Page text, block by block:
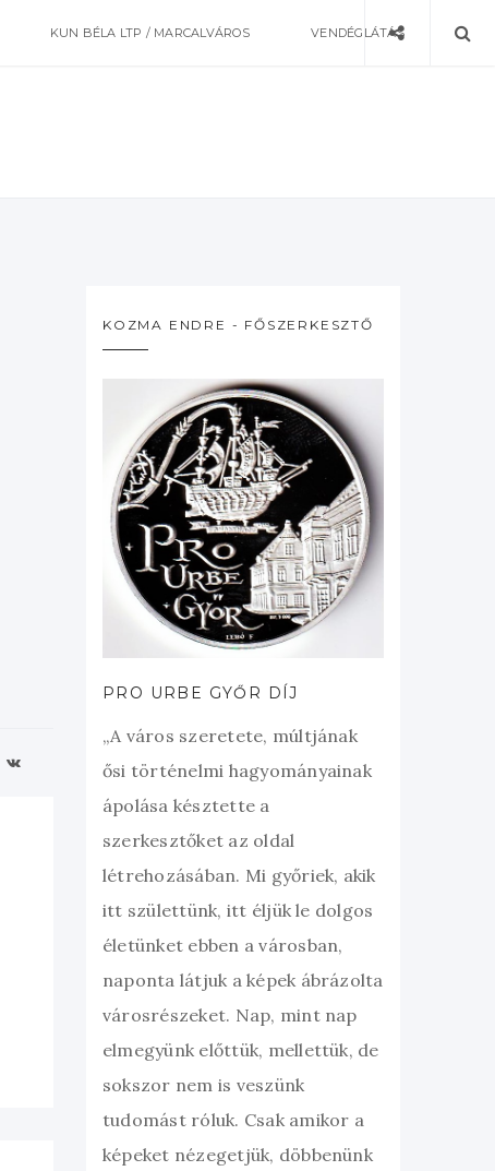
KUN BÉLA LTP / MARCALVÁROS VENDÉGLÁTÁS
KOZMA ENDRE - FŐSZERKESZTŐ
PRO URBE GYŐR DÍJ
„A város szeretete, múltjának
ősi történelmi hagyományainak
ápolása késztette a
szerkesztőket az oldal
létrehozásában. Mi győriek, akik
itt születtünk, itt éljük le dolgos
életünket ebben a városban,
naponta látjuk a képek ábrázolta
városrészeket. Nap, mint nap
elmegyünk előttük, mellettük, de
sokszor nem is veszünk
tudomást róluk. Csak amikor a
képeket nézegetjük, döbbenünk